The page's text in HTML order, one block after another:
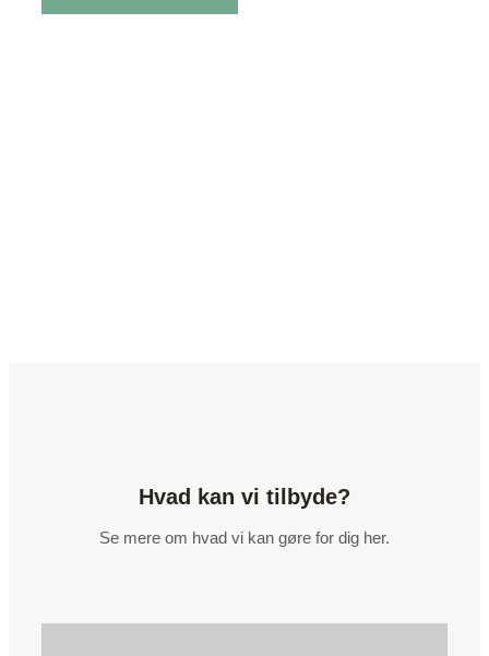
Hvad kan vi tilbyde?
Se mere om hvad vi kan gøre for dig her.